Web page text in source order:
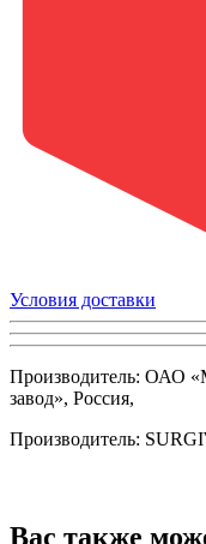
Условия доставки
Производитель: ОАО
завод», Россия,
Производитель:
Вас также